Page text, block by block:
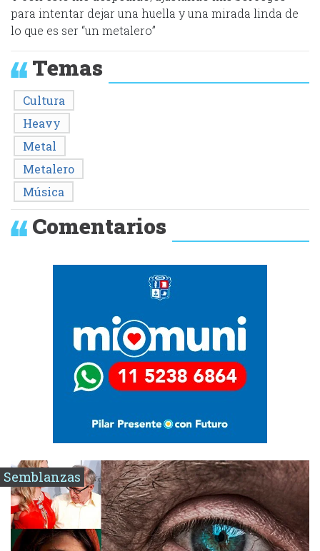
para intentar dejar una huella y una mirada linda de
lo que es ser “un metalero”
Temas
Cultura
Heavy
Metal
Metalero
Música
Comentarios
Semblanzas